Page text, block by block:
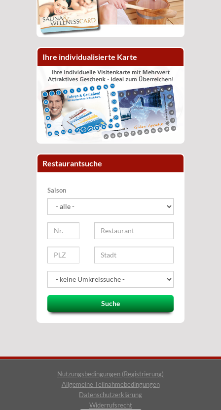
Ihre individualisierte Karte
Restaurantsuche
Saison
Suche
Nutzungsbedingungen (Registrierung)
Allgemeine Teilnahmebedingungen
Datenschutzerklärung
Widerrufsrecht